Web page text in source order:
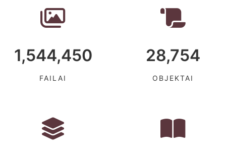
1,544,450
FAILAI
28,754
OBJEKTAI